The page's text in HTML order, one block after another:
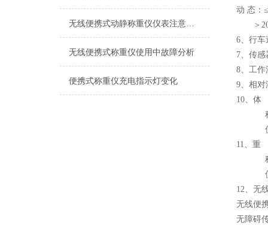
无线便携式动静称重仪仪表注意事项
无线便携式称重仪使用中故障分析
便携式称重仪充电指示灯变化
动 态：
＞
6、行车
7、传感
8、工
9、相对
10、体
称重
仪 表
11、重
称重
仪
12、无
无线便
无障碍